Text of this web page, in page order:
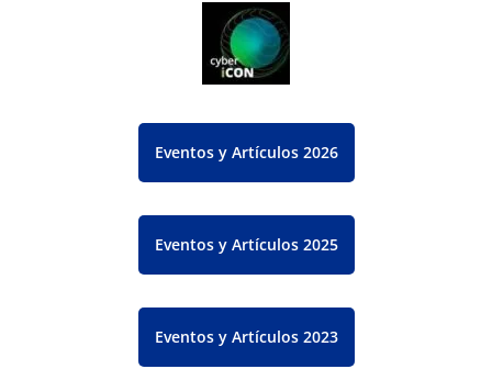
Eventos y Artículos 2026
Eventos y Artículos 2025
Eventos y Artículos 2023